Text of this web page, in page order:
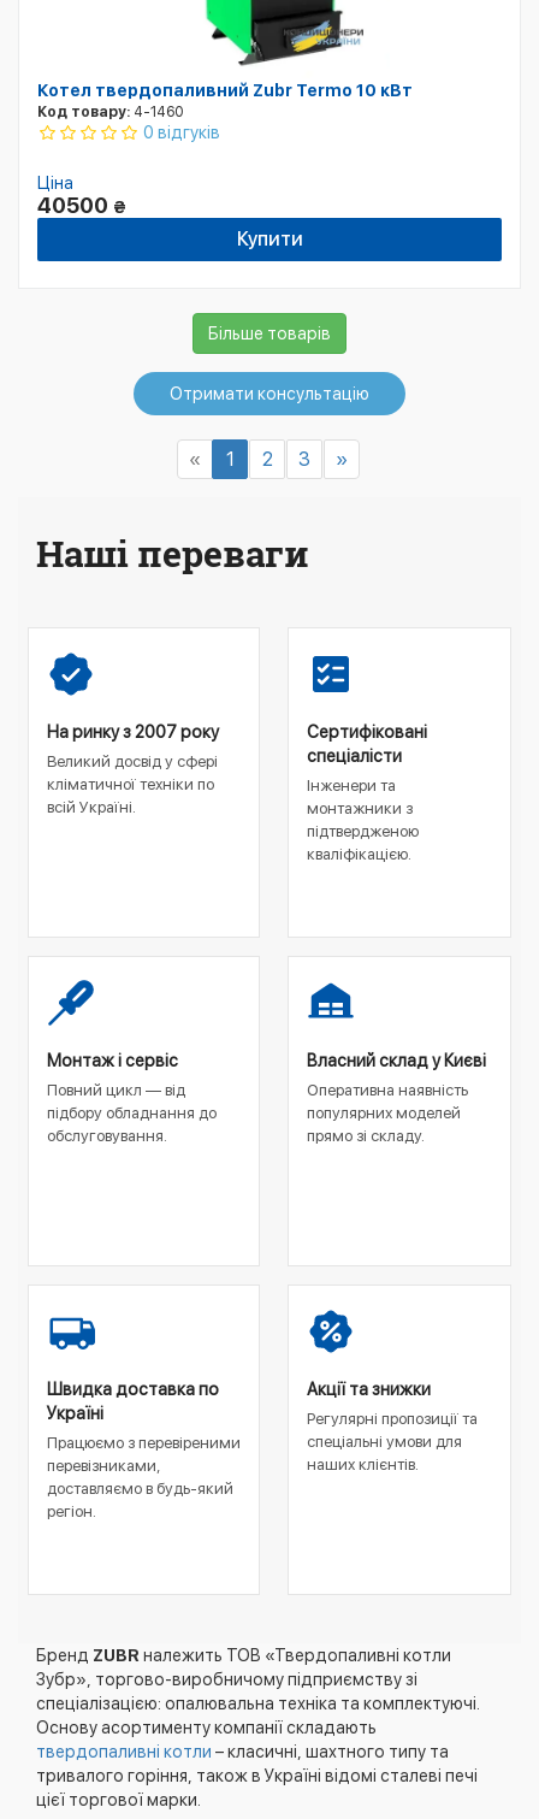
Котел твердопаливний Zubr Termo 10 кВт
Код товару: 4-1460
0 відгуків
Ціна
40500 ₴
Купити
Більше товарів
Отримати консультацію
« 1 2 3 »
Наші переваги
На ринку з 2007 року
Великий досвід у сфері
кліматичної техніки по
всій Україні.
Сертифіковані
спеціалісти
Інженери та
монтажники з
підтвердженою
кваліфікацією.
Монтаж і сервіс
Повний цикл — від
підбору обладнання до
обслуговування.
Власний склад у Києві
Оперативна наявність
популярних моделей
прямо зі складу.
Швидка доставка по
Україні
Працюємо з перевіреними
перевізниками,
доставляємо в будь-який
регіон.
Акції та знижки
Регулярні пропозиції та
спеціальні умови для
наших клієнтів.
Бренд ZUBR належить ТОВ «Твердопаливні котли
Зубр», торгово-виробничому підприємству зі
спеціалізацією: опалювальна техніка та комплектуючі.
Основу асортименту компанії складають
твердопаливні котли – класичні, шахтного типу та
тривалого горіння, також в Україні відомі сталеві печі
цієї торгової марки.